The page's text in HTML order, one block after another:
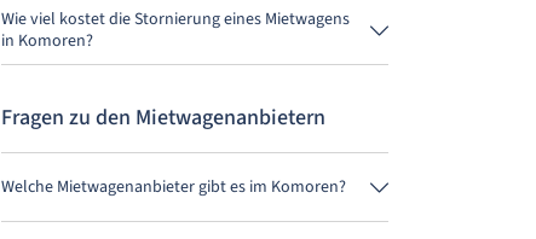
Mietwagen ohne Kreditkarte mieten.
Wie viel kostet die Stornierung eines Mietwagens
in Komoren?
Bis 24 Stunden vor Anmietung kostet die
MietwagenCheck nichts.
Fragen zu den Mietwagenanbietern
Welche Mietwagenanbieter gibt es im Komoren?
Im Komoren gibt es als einzigen Anbieter BSP Auto.